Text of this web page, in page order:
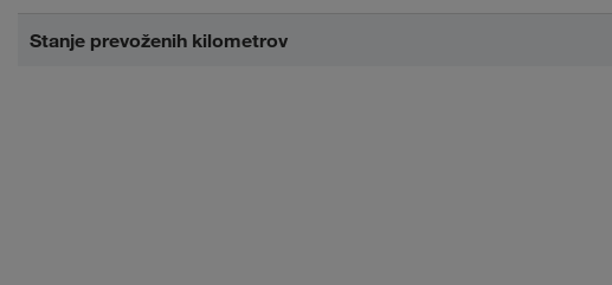
Stanje prevoženih kilometrov